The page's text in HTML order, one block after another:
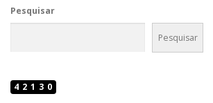
Pesquisar
Pesquisar
42130